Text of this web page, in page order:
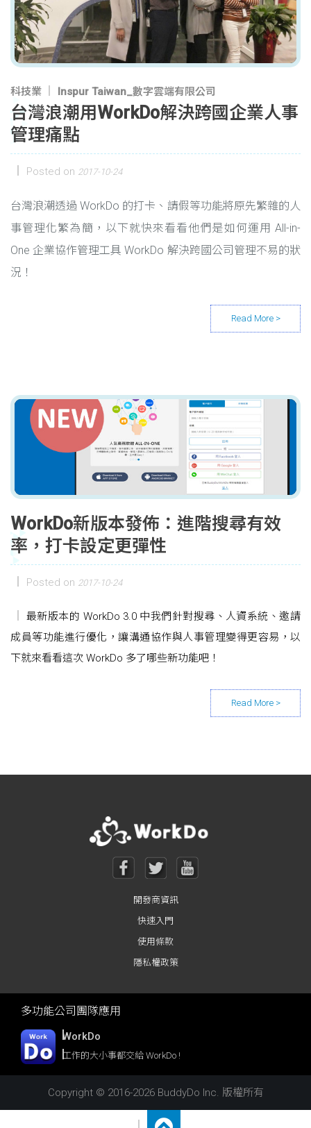
科技業 Inspur Taiwan_數字雲端有限公司
台灣浪潮用WorkDo解決跨國企業人事
管理痛點
Posted on 2017-10-24
台灣浪潮透過 WorkDo 的打卡、請假等功能將原先繁雜的人
事管理化繁為簡，以下就快來看看他們是如何運用 All-in-
One 企業協作管理工具 WorkDo 解決跨國公司管理不易的狀
況！
WorkDo新版本發佈：進階搜尋有效
率，打卡設定更彈性
Posted on 2017-10-24
最新版本的 WorkDo 3.0 中我們針對搜尋、人資系統、邀請
成員等功能進行優化，讓溝通協作與人事管理變得更容易，以
下就來看看這次 WorkDo 多了哪些新功能吧！
Posts navigation
開發商資訊
快速入門
使用條款
隱私權政策
多功能公司團隊應用
WorkDo
工作的大小事都交給 WorkDo !
Copyright © 2016-2026 BuddyDo Inc. 版權所有